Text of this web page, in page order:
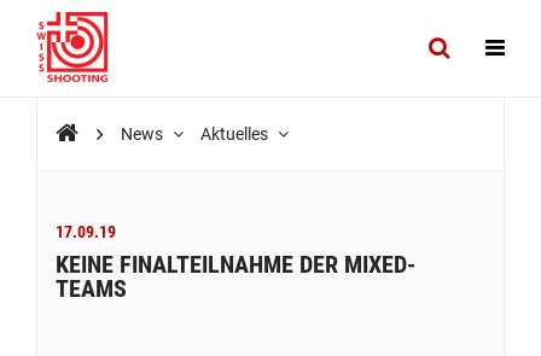
News Aktuelles
17.09.19
KEINE FINALTEILNAHME DER MIXED-
TEAMS